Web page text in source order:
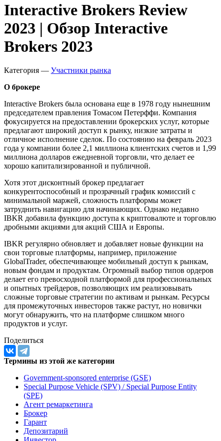
Interactive Brokers Review
2023 | Обзор Interactive
Brokers 2023
Категория — Участники рынка
О брокере
Interactive Brokers была основана еще в 1978 году нынешним
председателем правления Томасом Петерффи. Компания
фокусируется на предоставлении брокерских услуг, которые
предлагают широкий доступ к рынку, низкие затраты и
отличное исполнение сделок. По состоянию на февраль 2023
года у компании более 2,1 миллиона клиентских счетов и 1,99
миллиона долларов ежедневной торговли, что делает ее
хорошо капитализированной и публичной.
Хотя этот дисконтный брокер предлагает
конкурентоспособный и прозрачный график комиссий с
минимальной маржей, сложность платформы может
затруднить навигацию для начинающих. Однако недавно
IBKR добавила функцию доступа к криптовалюте и торговлю
дробными акциями для акций США и Европы.
IBKR регулярно обновляет и добавляет новые функции на
свои торговые платформы, например, приложение
GlobalTrader, обеспечивающее мобильный доступ к рынкам,
новым фондам и продуктам. Огромный выбор типов ордеров
делает его превосходной платформой для профессиональных
и опытных трейдеров, позволяющих им реализовывать
сложные торговые стратегии по активам и рынкам. Ресурсы
для промежуточных инвесторов также растут, но новички
могут обнаружить, что на платформе слишком много
продуктов и услуг.
Поделиться
Термины из этой же категории
Government-sponsored enterprise (GSE)
Special Purpose Vehicle (SPV) / Special Purpose Entity
(SPE)
Агент ремаркетинга
Брокер
Гарант
Депозитарий